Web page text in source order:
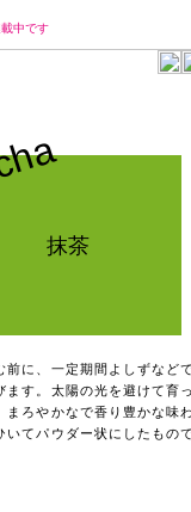
中です
ーからのメッセージ
と保存方法
抹茶
前に、一定期間よしずなど
ます。太陽の光を避けて育
まろやかなで香り豊かな味
いてパウダー状にしたもの